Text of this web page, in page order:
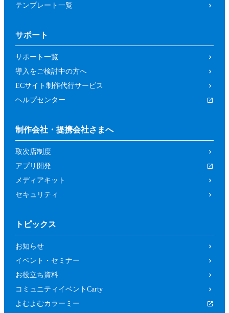
テンプレート一覧
サポート
サポート一覧
導入をご検討中の方へ
ECサイト制作代行サービス
ヘルプセンター
制作会社・提携会社さまへ
取次店制度
アプリ開発
メディアキット
セキュリティ
トピックス
お知らせ
イベント・セミナー
お役立ち資料
コミュニティイベントCarty
よむよむカラーミー